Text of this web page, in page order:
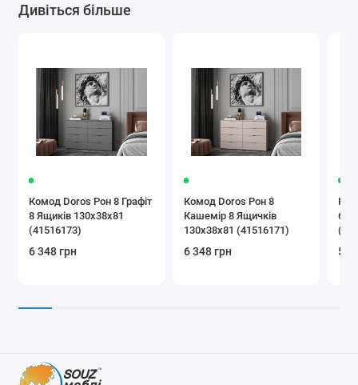
Дивіться більше
Комод Doros Рон 8 Графіт
8 Ящиків 130х38х81
(41516173)
6 348 грн
Комод Doros Рон 8
Кашемір 8 Ящичків
130х38х81 (41516171)
6 348 грн
6
5